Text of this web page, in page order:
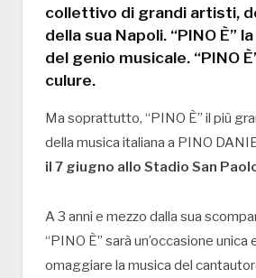
collettivo di grandi artisti,
della sua Napoli. “PINO È”
del genio musicale. “PINO
culure.
Ma soprattutto, “PINO È” il più
della musica italiana a PINO
il 7 giugno allo Stadio San
A 3 anni e mezzo dalla sua
“PINO È” sarà un’occasione
omaggiare la musica del